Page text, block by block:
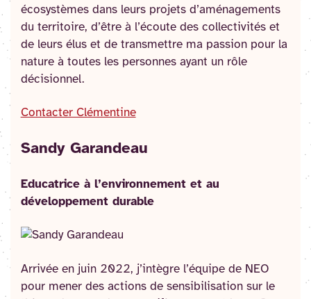
écosystèmes dans leurs projets d’aménagements
du territoire, d’être à l’écoute des collectivités et
de leurs élus et de transmettre ma passion pour la
nature à toutes les personnes ayant un rôle
décisionnel.
Contacter Clémentine
Sandy Garandeau
Educatrice à l’environnement et au
développement durable
Arrivée en juin 2022, j’intègre l’équipe de NEO
pour mener des actions de sensibilisation sur le